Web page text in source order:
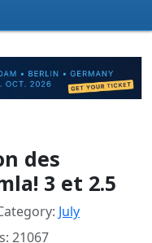
des
3 et 2.5
July
21067